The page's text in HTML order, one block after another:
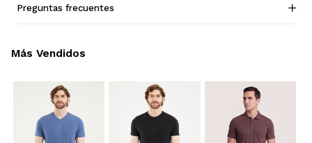
Preguntas frecuentes
Más Vendidos